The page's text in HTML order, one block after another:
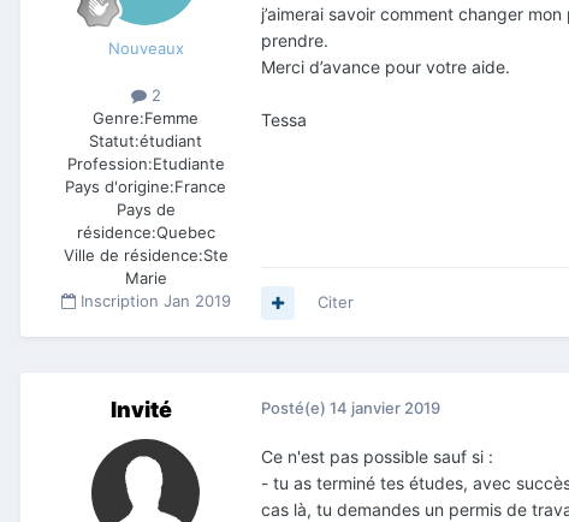
Nouveaux
2
Genre:Femme
Statut:étudiant
Profession:Etudiante
Pays d'origine:France
Pays de
résidence:Quebec
Ville de résidence:Ste
Marie
Inscription Jan 2019
j’aimerai savoir comment changer
prendre.
Merci d’avance pour votre aide.
Tessa
Citer
Invité Posté(e) 14 janvier 2019
Ce n'est pas possible sauf si :
- tu as terminé tes études, avec
cas là, tu demandes un permis de